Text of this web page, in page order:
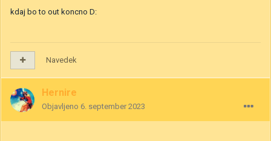
kdaj bo to out koncno D:
Navedek
Hernire
Objavljeno 6. september 2023